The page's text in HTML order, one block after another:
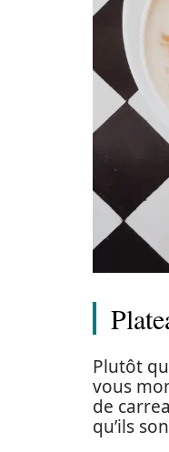
Plutôt
vous
de
qu’ils